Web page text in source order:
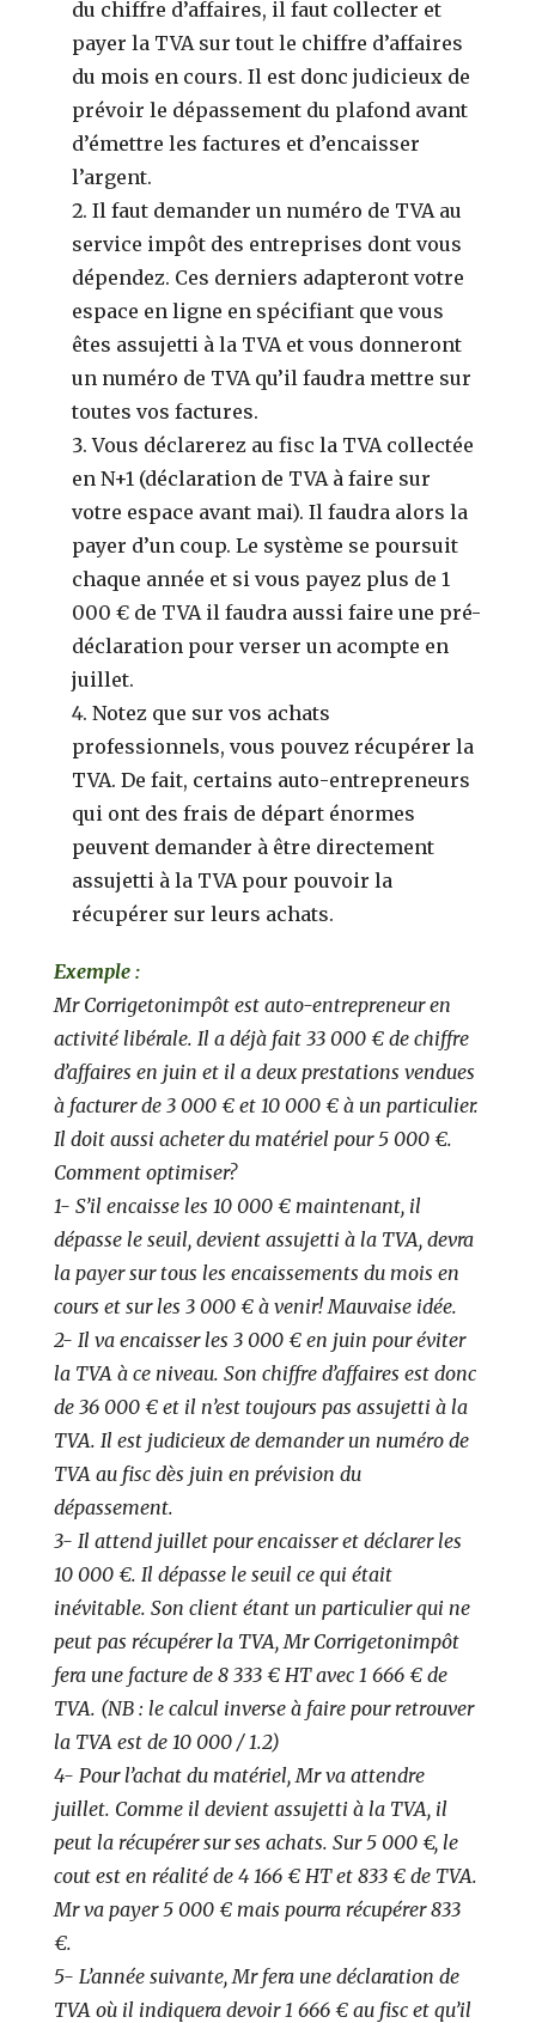
du chiffre d’affaires, il faut collecter et
payer la TVA sur tout le chiffre d’affaires
du mois en cours. Il est donc judicieux de
prévoir le dépassement du plafond avant
d’émettre les factures et d’encaisser
l’argent.
Il faut demander un numéro de TVA au
service impôt des entreprises dont vous
dépendez. Ces derniers adapteront votre
espace en ligne en spécifiant que vous
êtes assujetti à la TVA et vous donneront
un numéro de TVA qu’il faudra mettre sur
toutes vos factures.
Vous déclarerez au fisc la TVA collectée
en N+1 (déclaration de TVA à faire sur
votre espace avant mai). Il faudra alors la
payer d’un coup. Le système se poursuit
chaque année et si vous payez plus de 1
000 € de TVA il faudra aussi faire une pré-
déclaration pour verser un acompte en
juillet.
Notez que sur vos achats
professionnels, vous pouvez récupérer la
TVA. De fait, certains auto-entrepreneurs
qui ont des frais de départ énormes
peuvent demander à être directement
assujetti à la TVA pour pouvoir la
récupérer sur leurs achats.
Exemple :
Mr Corrigetonimpôt est auto-entrepreneur en
activité libérale. Il a déjà fait 33 000 € de chiffre
d’affaires en juin et il a deux prestations vendues
à facturer de 3 000 € et 10 000 € à un particulier.
Il doit aussi acheter du matériel pour 5 000 €.
Comment optimiser?
1- S’il encaisse les 10 000 € maintenant, il
dépasse le seuil, devient assujetti à la TVA, devra
la payer sur tous les encaissements du mois en
cours et sur les 3 000 € à venir! Mauvaise idée.
2- Il va encaisser les 3 000 € en juin pour éviter
la TVA à ce niveau. Son chiffre d’affaires est donc
de 36 000 € et il n’est toujours pas assujetti à la
TVA. Il est judicieux de demander un numéro de
TVA au fisc dès juin en prévision du
dépassement.
3- Il attend juillet pour encaisser et déclarer les
10 000 €. Il dépasse le seuil ce qui était
inévitable. Son client étant un particulier qui ne
peut pas récupérer la TVA, Mr Corrigetonimpôt
fera une facture de 8 333 € HT avec 1 666 € de
TVA. (NB : le calcul inverse à faire pour retrouver
la TVA est de 10 000 / 1.2)
4- Pour l’achat du matériel, Mr va attendre
juillet. Comme il devient assujetti à la TVA, il
peut la récupérer sur ses achats. Sur 5 000 €, le
cout est en réalité de 4 166 € HT et 833 € de TVA.
Mr va payer 5 000 € mais pourra récupérer 833
€.
5- L’année suivante, Mr fera une déclaration de
TVA où il indiquera devoir 1 666 € au fisc et qu’il